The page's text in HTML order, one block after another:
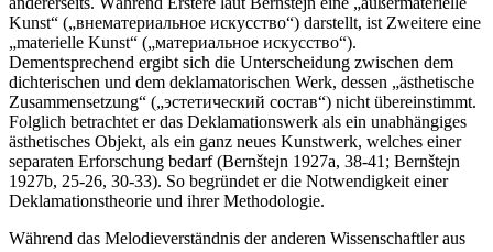
Kunst“ („внематериальное искусство“) darstellt, ist Zweitere eine
„materielle Kunst“ („материальное искусство“).
Dementsprechend ergibt sich die Unterscheidung zwischen dem
dichterischen und dem deklamatorischen Werk, dessen „ästhetische
Zusammensetzung“ („эстетический состав“) nicht übereinstimmt.
Folglich betrachtet er das Deklamationswerk als ein unabhängiges
ästhetisches Objekt, als ein ganz neues Kunstwerk, welches einer
separaten Erforschung bedarf (Bernštejn 1927а, 38-41; Bernštejn
1927b, 25-26, 30-33). So begründet er die Notwendigkeit einer
Deklamationstheorie und ihrer Methodologie.
Während das Melodieverständnis der anderen Wissenschaftler aus